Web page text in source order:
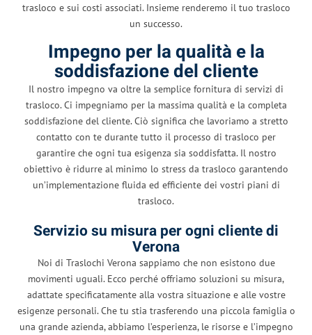
trasloco e sui costi associati. Insieme renderemo il tuo trasloco
un successo.
Impegno per la qualità e la
soddisfazione del cliente
Il nostro impegno va oltre la semplice fornitura di servizi di
trasloco. Ci impegniamo per la massima qualità e la completa
soddisfazione del cliente. Ciò significa che lavoriamo a stretto
contatto con te durante tutto il processo di trasloco per
garantire che ogni tua esigenza sia soddisfatta. Il nostro
obiettivo è ridurre al minimo lo stress da trasloco garantendo
un’implementazione fluida ed efficiente dei vostri piani di
trasloco.
Servizio su misura per ogni cliente di
Verona
Noi di Traslochi Verona sappiamo che non esistono due
movimenti uguali. Ecco perché offriamo soluzioni su misura,
adattate specificatamente alla vostra situazione e alle vostre
esigenze personali. Che tu stia trasferendo una piccola famiglia o
una grande azienda, abbiamo l’esperienza, le risorse e l’impegno